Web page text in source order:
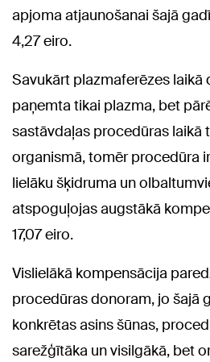
apjoma atjaunošanai šajā
4,27 eiro.
Savukārt plazmaferēzes laikā
paņemta tikai plazma, bet
sastāvdaļas procedūras laikā
organismā, tomēr procedūra
lielāku šķidruma un
atspoguļojas augstākā
17,07 eiro.
Vislielākā kompensācija
procedūras donoram, jo šajā
konkrētas asins šūnas,
sarežģītāka un visilgākā, bet